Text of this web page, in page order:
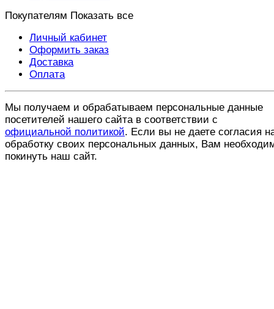
Покупателям Показать все
Личный кабинет
Оформить заказ
Доставка
Оплата
Мы получаем и обрабатываем персональные данные
посетителей нашего сайта в соответствии с
официальной политикой. Если вы не даете согласия
обработку своих персональных данных, Вам
покинуть наш сайт.